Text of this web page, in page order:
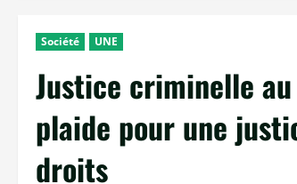
Société UNE
Justice criminelle
plaide pour une
droits